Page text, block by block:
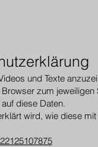
und Texte
zum jeweiligen
diese Daten.
wird, wie diese mit